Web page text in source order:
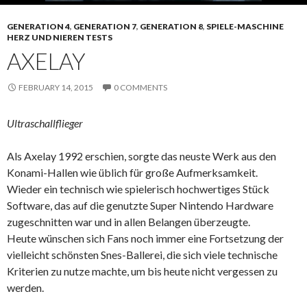
GENERATION 4, GENERATION 7, GENERATION 8, SPIELE-MASCHINE
HERZ UND NIEREN TESTS
AXELAY
FEBRUARY 14, 2015 0 COMMENTS
Ultraschallflieger
Als Axelay 1992 erschien, sorgte das neuste Werk aus den
Konami-Hallen wie üblich für große Aufmerksamkeit.
Wieder ein technisch wie spielerisch hochwertiges Stück
Software, das auf die genutzte Super Nintendo Hardware
zugeschnitten war und in allen Belangen überzeugte.
Heute wünschen sich Fans noch immer eine Fortsetzung der
vielleicht schönsten Snes-Ballerei, die sich viele technische
Kriterien zu nutze machte, um bis heute nicht vergessen zu
werden.